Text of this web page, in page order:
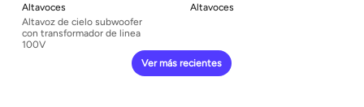
Altavoces
Altavoz de cielo subwoofer
con transformador de linea
100V
Altavoces
Ver más recientes